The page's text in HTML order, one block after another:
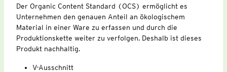
Der Organic Content Standard (OCS) ermöglicht es
Unternehmen den genauen Anteil an ökologischem
Material in einer Ware zu erfassen und durch die
Produktionskette weiter zu verfolgen. Deshalb ist dieses
Produkt nachhaltig.
V-Ausschnitt